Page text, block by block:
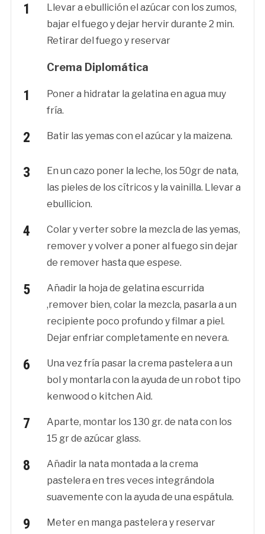
Llevar a ebullición el azúcar con los zumos,
bajar el fuego y dejar hervir durante 2 min.
Retirar del fuego y reservar
Crema Diplomática
Poner a hidratar la gelatina en agua muy
fría.
Batir las yemas con el azúcar y la maizena.
En un cazo poner la leche, los 50gr de nata,
las pieles de los cítricos y la vainilla. Llevar a
ebullicion.
Colar y verter sobre la mezcla de las yemas,
remover y volver a poner al fuego sin dejar
de remover hasta que espese.
Añadir la hoja de gelatina escurrida
,remover bien, colar la mezcla, pasarla a un
recipiente poco profundo y filmar a piel.
Dejar enfriar completamente en nevera.
Una vez fría pasar la crema pastelera a un
bol y montarla con la ayuda de un robot tipo
kenwood o kitchen Aid.
Aparte, montar los 130 gr. de nata con los
15 gr de azúcar glass.
Añadir la nata montada a la crema
pastelera en tres veces integrándola
suavemente con la ayuda de una espátula.
Meter en manga pastelera y reservar